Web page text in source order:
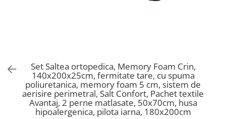
Saltele Memory Pocket
Saltele cu plasa arcuri
Saltele cu spuma
Saltele cu spuma
Scaune pentru living
Seturi comode living si vitrine
Mobila living
Comode living
Scaune birou copii
Scaune resigilate
Scaune gradinita
Scaune conferinta
Set Saltea ortopedica, Memory Foam Crin,
140x200x25cm, fermitate tare, cu spuma
poliuretanica, memory foam 5 cm, sistem de
aerisire perimetral, Salt Confort, Pachet textile
Avantaj, 2 perne matlasate, 50x70cm, husa
hipoalergenica, pilota iarna, 180x200cm